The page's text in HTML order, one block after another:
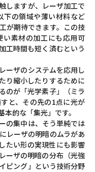
しますが、レーザ加工で
下の領域や薄い材料など
が期待できます。この技
素材の加工にも応用可
工時間も短く済むという
ーザのシステムを応用し
り縮小したりするために
のが「光学素子」（ミラ
と、その先の1点に光が
的な「集光」です。
の集中は、そう単純では
レーザの明暗のムラがあ
たい形の実現性にも影響
ーザの明暗の分布（光強
ピング」という技術分野